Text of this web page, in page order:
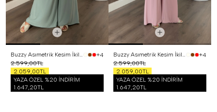
Buzzy Asımetrik Kesim İkili Takım Mint
+4
2.599,00TL
2.059,00TL
YAZA ÖZEL %20 İNDİRİM
1.647,20TL
Buzzy Asımetrik Kesim İkili Takım Pembe
+4
2.599,00TL
2.059,00TL
YAZA ÖZEL %20 İNDİRİM
1.647,20TL